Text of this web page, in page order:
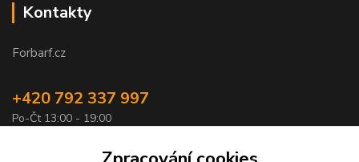
Kontakty
Forbarf.cz
+420 792 337 997
Po-Čt 13:00 - 19:00
objednavky@forbarf.cz